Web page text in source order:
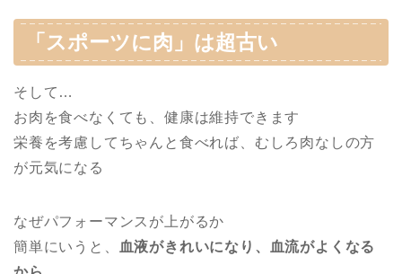
「スポーツに肉」は超古い
そして…
お肉を食べなくても、健康は維持できます
栄養を考慮してちゃんと食べれば、むしろ肉なしの方
が元気になる
なぜパフォーマンスが上がるか
簡単にいうと、
血液がきれいになり、血流がよくなる